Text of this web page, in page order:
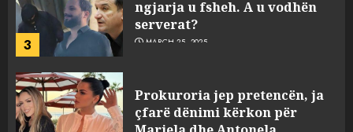
3
ngjarja u fsheh. A u vodhën
serverat?
MARCH 25, 2025
Prokuroria jep pretencën, ja
çfarë dënimi kërkon për